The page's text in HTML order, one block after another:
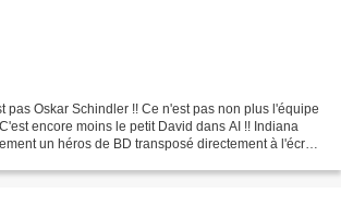
pas Oskar Schindler !! Ce n'est pas non plus l'équipe
encore moins le petit David dans AI !! Indiana
un héros de BD transposé directement à l'écran